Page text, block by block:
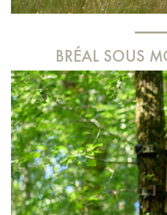
BRÉAL SOUS